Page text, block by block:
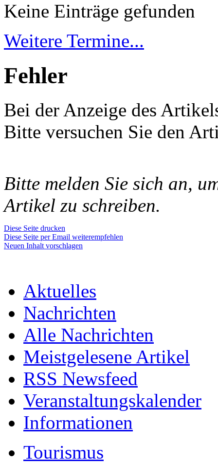
Keine Einträge gefunden
Weitere Termine...
Fehler
Bei der Anzeige des
Bitte versuchen Sie den
Bitte melden Sie sich an,
Artikel zu schreiben.
Diese Seite drucken
Diese Seite per Email weiterempfehlen
Neuen Inhalt vorschlagen
Aktuelles
Nachrichten
Alle Nachrichten
Meistgelesene Artikel
RSS Newsfeed
Veranstaltungskalender
Informationen
Tourismus